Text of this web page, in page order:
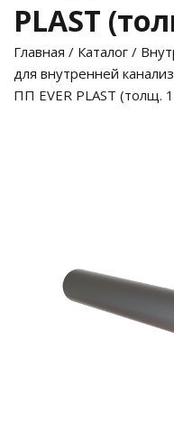
PLAST
Главная / Каталог /
для внутренней
ПП EVER PLAST (толщ.